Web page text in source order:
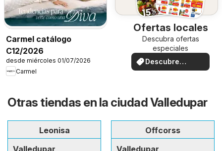
Carmel catálogo
C12/2026
desde miércoles 01/07/2026
Carmel
Ofertas locales
Descubra ofertas
especiales
Descubre
ofertas
Otras tiendas en la ciudad Valledupar
Leonisa
Offcorss